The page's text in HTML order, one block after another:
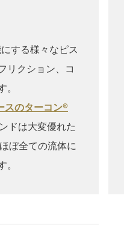
する様々なピス
リクション、コ
スのターコン®
ドは大変優れた
ぼ全ての流体に